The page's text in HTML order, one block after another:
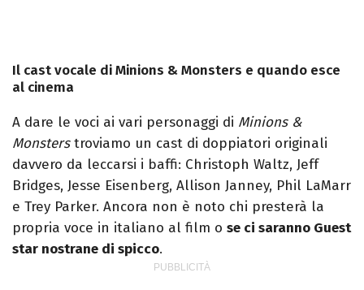
Il cast vocale di Minions & Monsters e quando esce
al cinema
A dare le voci ai vari personaggi di Minions &
Monsterstroviamo un cast di doppiatori originali
davvero da leccarsi i baffi: Christoph Waltz, Jeff
Bridges, Jesse Eisenberg, Allison Janney, Phil LaMarr
e Trey Parker. Ancora non è noto chi presterà la
propria voce in italiano al film o se ci saranno Guest
star nostrane di spicco.